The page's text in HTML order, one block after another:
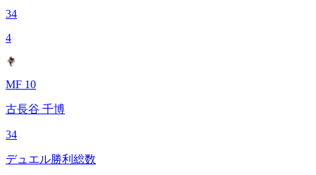
34
4
MF 10
古長谷 千博
34
デュエル勝利総数